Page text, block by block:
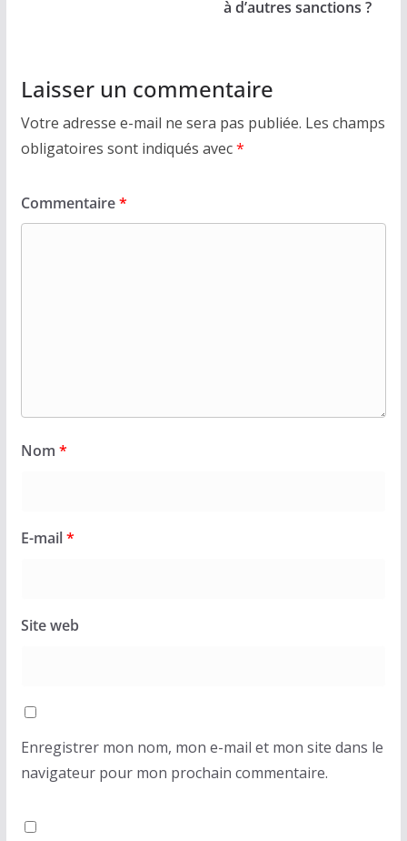
à d’autres sanctions ?
Laisser un commentaire
Votre adresse e-mail ne sera pas publiée. Les champs
obligatoires sont indiqués avec*
Commentaire*
Nom *
E-mail*
Site web
Enregistrer mon nom, mon e-mail et mon site dans le
navigateur pour mon prochain commentaire.